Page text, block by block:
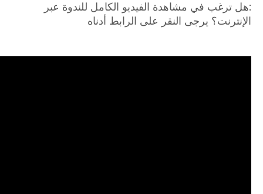
:هل ترغب في مشاهدة الفيديو الكامل للندوة عبر
الإنترنت؟ يرجى النقر على الرابط أدناه